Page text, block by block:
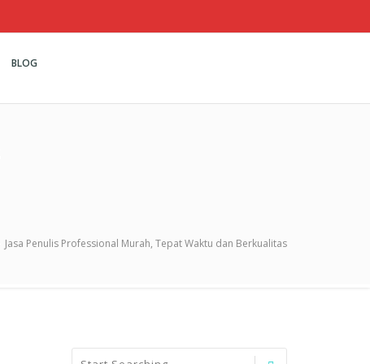
BLOG
Jasa Penulis Professional Murah, Tepat Waktu dan Berkualitas